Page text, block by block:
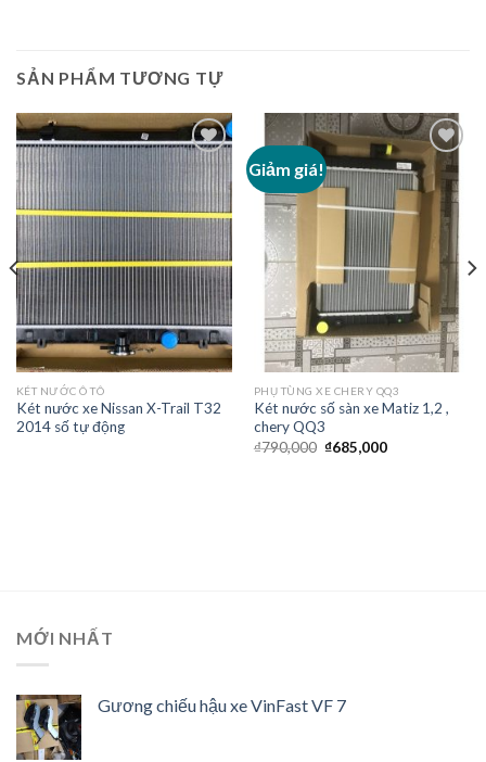
SẢN PHẨM TƯƠNG TỰ
Add to
Wishlist
KÉT NƯỚC Ô TÔ
Két nước xe Nissan X-Trail T32
2014 số tự động
Giảm giá!
Add to
Wishlist
PHỤ TÙNG XE CHERY QQ3
Két nước số sàn xe Matiz 1,2 ,
chery QQ3
₫790,000 ₫685,000
MỚI NHẤT
Gương chiếu hậu xe VinFast VF 7